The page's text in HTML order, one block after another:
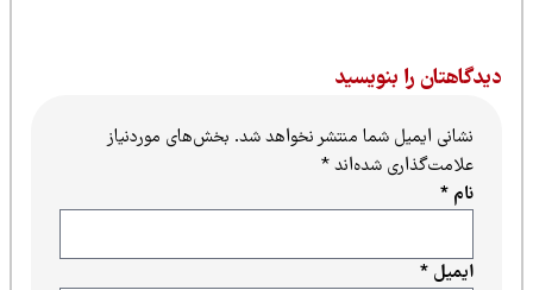
را بنویسید
نشانی ایمیل شما منتشر نخواهد شد.بخش‌های موردنیاز
علامت‌گذاری شده‌اند*
ایمیل*